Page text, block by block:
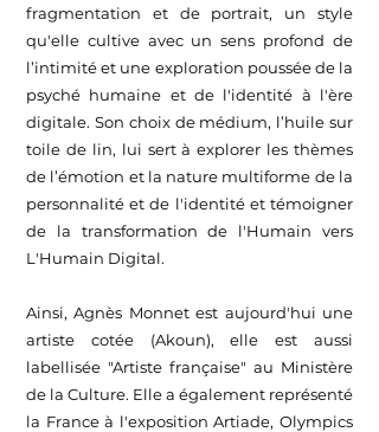
fragmentation et de portrait, un style
qu'elle cultive avec un sens profond de
l’intimité et une exploration poussée de la
psyché humaine et de l'identité à l'ère
digitale. Son choix de médium, l’huile sur
toile de lin, lui sert à explorer les thèmes
de l’émotion et la nature multiforme de la
personnalité et de l'identité et témoigner
de la transformation de l'Humain vers
L'Humain Digital.
Ainsi, Agnès Monnet est aujourd'hui une
artiste cotée (Akoun), elle est aussi
labellisée "Artiste française" au Ministère
de la Culture. Elle a également représenté
la France à l'exposition Artiade, Olympics